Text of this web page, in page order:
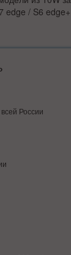
edge / S6
России